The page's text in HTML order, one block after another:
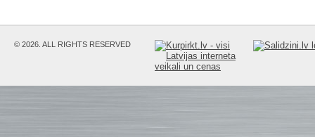
© 2026. ALL RIGHTS RESERVED